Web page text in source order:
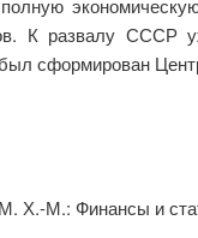
К развалу СССР
сформирован
Х.-М.: Финансы и